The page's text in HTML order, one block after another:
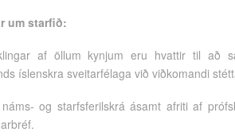
um starfið:
af öllum kynjum eru hvattir til að
íslenskra sveitarfélaga við viðkomandi
og starfsferilskrá ásamt afriti af